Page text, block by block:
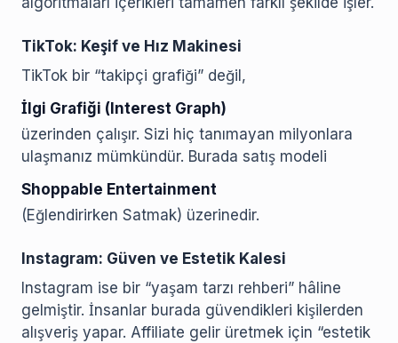
TikTok: Keşif ve Hız Makinesi
TikTok bir “takipçi grafiği” değil,
İlgi Grafiği (Interest Graph)
üzerinden çalışır. Sizi hiç tanımayan milyonlara
ulaşmanız mümkündür. Burada satış modeli
Shoppable Entertainment
(Eğlendirirken Satmak) üzerinedir.
Instagram: Güven ve Estetik Kalesi
Instagram ise bir “yaşam tarzı rehberi” hâline
gelmiştir. İnsanlar burada güvendikleri kişilerden
alışveriş yapar. Affiliate gelir üretmek için “estetik